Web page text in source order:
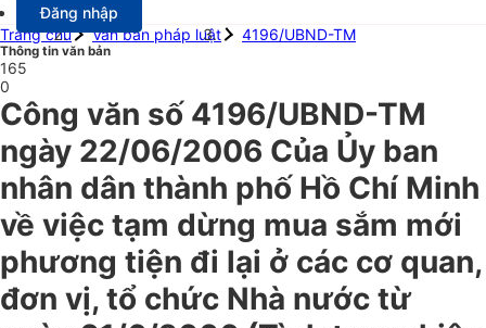
Đăng nhập
Trang chủ
Văn bản pháp luật 4196/UBND-TM
Thông tin văn bản
165
0
Công văn số 4196/UBND-TM
ngày 22/06/2006 Của Ủy ban
nhân dân thành phố Hồ Chí Minh
về việc tạm dừng mua sắm mới
phương tiện đi lại ở các cơ quan,
đơn vị, tổ chức Nhà nước từ